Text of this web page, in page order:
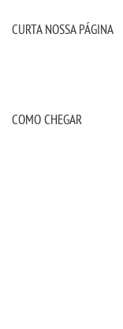
CURTA NOSSA PÁGINA
COMO CHEGAR